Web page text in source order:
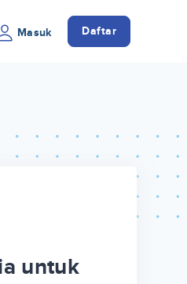
Masuk Daftar
untuk